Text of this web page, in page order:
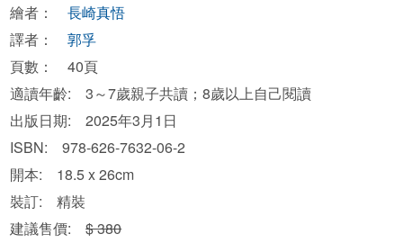
繪者：長崎真悟
譯者：郭孚
頁數： 40頁
適讀年齡: 3～7歲親子共讀；8歲以上自己閱讀
出版日期: 2025年3月1日
ISBN: 978-626-7632-06-2
開本: 18.5 x 26cm
裝訂: 精裝
建議售價:$ 380